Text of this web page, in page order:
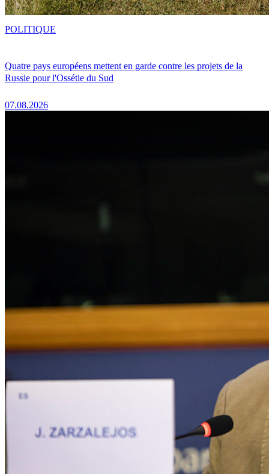
Quatre pays européens mettent en garde contre les projets de la
Russie pour l'Ossétie du Sud
07.08.2026
POLITIQUE